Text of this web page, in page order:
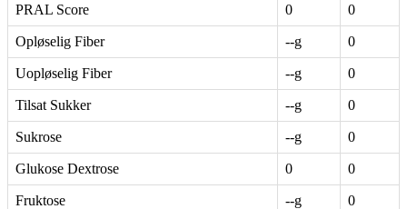
PRAL Score 0 0
Opløselig Fiber --g 0
Uopløselig Fiber --g 0
Tilsat Sukker --g 0
Sukrose --g 0
Glukose Dextrose 0 0
Fruktose --g 0